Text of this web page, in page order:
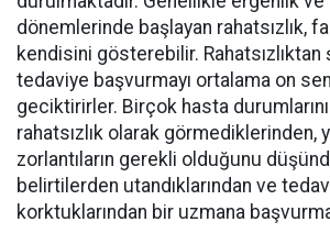
dönemlerinde başlayan rahatsızlık,
kendisini gösterebilir.
tedaviye başvurmayı ortalama on
geciktirirler. Birçok hasta
rahatsızlık olarak görmediklerinden,
zorlantıların gerekli olduğunu
belirtilerden utandıklarından ve
korktuklarından bir uzmana